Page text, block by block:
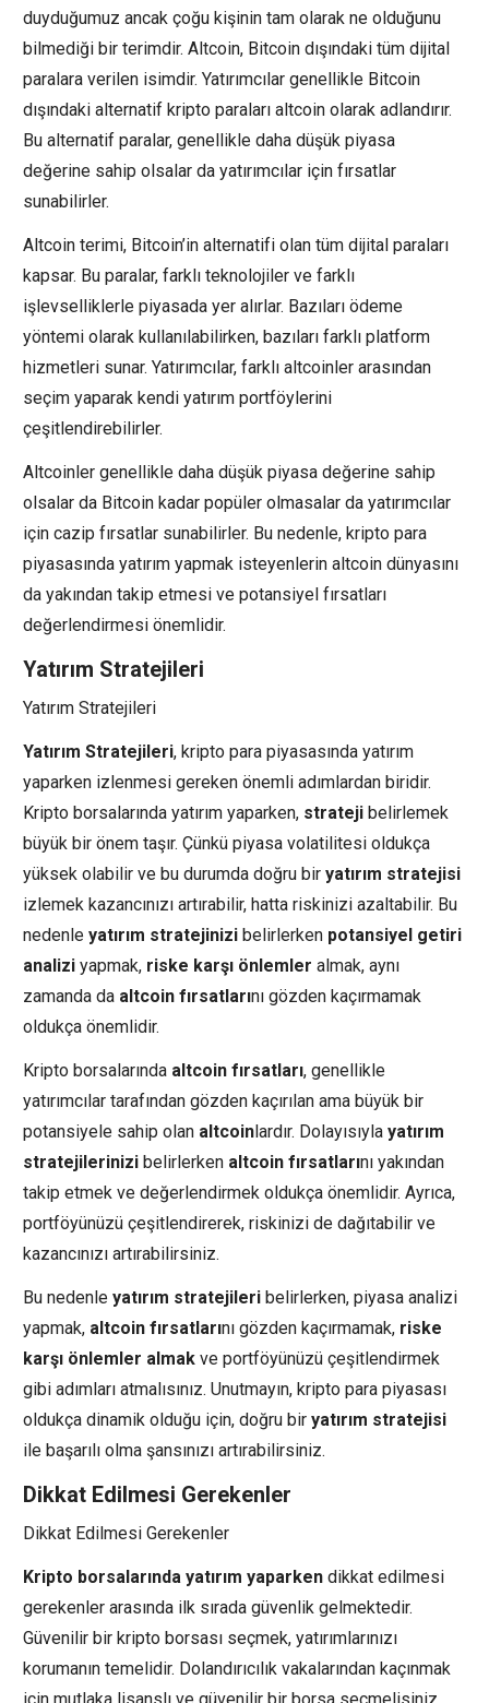
duyduğumuz ancak çoğu kişinin tam olarak ne olduğunu
bilmediği bir terimdir. Altcoin, Bitcoin dışındaki tüm dijital
paralara verilen isimdir. Yatırımcılar genellikle Bitcoin
dışındaki alternatif kripto paraları altcoin olarak adlandırır.
Bu alternatif paralar, genellikle daha düşük piyasa
değerine sahip olsalar da yatırımcılar için fırsatlar
sunabilirler.
Altcoin terimi, Bitcoin’in alternatifi olan tüm dijital paraları
kapsar. Bu paralar, farklı teknolojiler ve farklı
işlevselliklerle piyasada yer alırlar. Bazıları ödeme
yöntemi olarak kullanılabilirken, bazıları farklı platform
hizmetleri sunar. Yatırımcılar, farklı altcoinler arasından
seçim yaparak kendi yatırım portföylerini
çeşitlendirebilirler.
Altcoinler genellikle daha düşük piyasa değerine sahip
olsalar da Bitcoin kadar popüler olmasalar da yatırımcılar
için cazip fırsatlar sunabilirler. Bu nedenle, kripto para
piyasasında yatırım yapmak isteyenlerin altcoin dünyasını
da yakından takip etmesi ve potansiyel fırsatları
değerlendirmesi önemlidir.
Yatırım Stratejileri
Yatırım Stratejileri
Yatırım Stratejileri, kripto para piyasasında yatırım
yaparken izlenmesi gereken önemli adımlardan biridir.
Kripto borsalarında yatırım yaparken, strateji belirlemek
büyük bir önem taşır. Çünkü piyasa volatilitesi oldukça
yüksek olabilir ve bu durumda doğru bir yatırım stratejisi
izlemek kazancınızı artırabilir, hatta riskinizi azaltabilir. Bu
nedenle yatırım stratejinizi belirlerken potansiyel getiri
analizi yapmak, riske karşı önlemler almak, aynı
zamanda da altcoin fırsatlarını gözden kaçırmamak
oldukça önemlidir.
Kripto borsalarında altcoin fırsatları, genellikle
yatırımcılar tarafından gözden kaçırılan ama büyük bir
potansiyele sahip olan altcoinlardır. Dolayısıyla yatırım
stratejilerinizi belirlerken altcoin fırsatlarını yakından
takip etmek ve değerlendirmek oldukça önemlidir. Ayrıca,
portföyünüzü çeşitlendirerek, riskinizi de dağıtabilir ve
kazancınızı artırabilirsiniz.
Bu nedenle yatırım stratejileri belirlerken, piyasa analizi
yapmak, altcoin fırsatlarını gözden kaçırmamak, riske
karşı önlemler almak ve portföyünüzü çeşitlendirmek
gibi adımları atmalısınız. Unutmayın, kripto para piyasası
oldukça dinamik olduğu için, doğru bir yatırım stratejisi
ile başarılı olma şansınızı artırabilirsiniz.
Dikkat Edilmesi Gerekenler
Dikkat Edilmesi Gerekenler
Kripto borsalarında yatırım yaparken dikkat edilmesi
gerekenler arasında ilk sırada güvenlik gelmektedir.
Güvenilir bir kripto borsası seçmek, yatırımlarınızı
korumanın temelidir. Dolandırıcılık vakalarından kaçınmak